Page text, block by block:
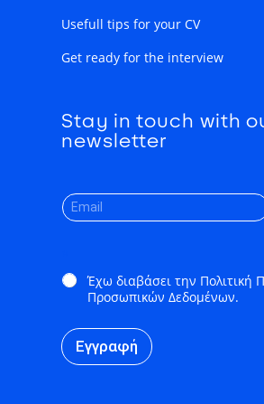
Usefull tips for your CV
Get ready for the interview
Stay in touch with
newsletter
Έχω διαβάσει την Πολιτική
Προσωπικών Δεδομένων.
Εγγραφή